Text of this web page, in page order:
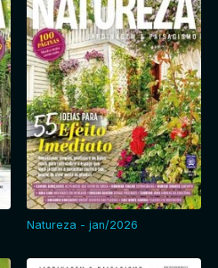
Natureza - jan/2026